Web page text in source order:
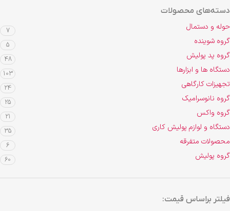
دسته‌های محصولات
حوله و دستمال 7
گروه شوینده 5
گروه پد پولیش 48
دستگاه ها و ابزارها 103
تجهیزات کارگاهی 24
گروه نانوسرامیک 25
گروه واکس 21
دستگاه و لوازم پولیش کاری 35
محصولات متفرقه 6
گروه پولیش 60
فیلتر براساس قیمت: